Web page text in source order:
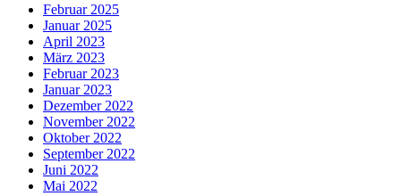
Februar 2025
Januar 2025
April 2023
März 2023
Februar 2023
Januar 2023
Dezember 2022
November 2022
Oktober 2022
September 2022
Juni 2022
Mai 2022